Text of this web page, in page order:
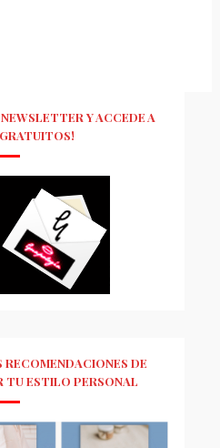
Y ACCEDE A
RECOMENDACIONES DE
TU ESTILO PERSONAL